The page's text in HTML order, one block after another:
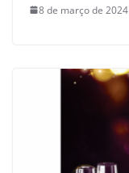
8 de março de 2024